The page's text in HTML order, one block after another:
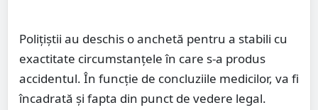
Polițiștii au deschis o anchetă pentru a stabili cu
exactitate circumstanțele în care s-a produs
accidentul. În funcție de concluziile medicilor, va fi
încadrată și fapta din punct de vedere legal.